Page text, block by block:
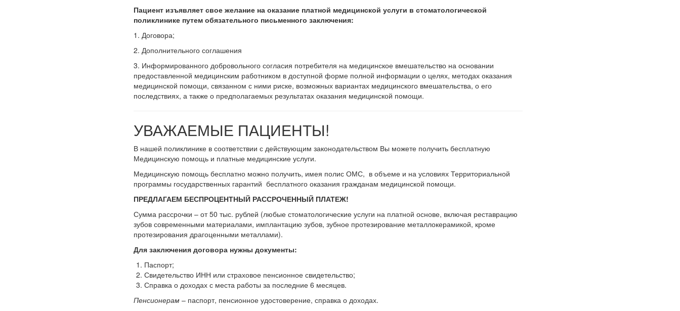
Пациент изъявляет свое желание на оказание платной медицинской услуги в стоматологической
поликлинике путем обязательного письменного заключения:
1. Договора;
2. Дополнительного соглашения
3. Информированного добровольного согласия потребителя на медицинское вмешательство на основании
предоставленной медицинским работником в доступной форме полной информации о целях, методах оказания
медицинской помощи, связанном с ними риске, возможных вариантах медицинского вмешательства, о его
последствиях, а также о предполагаемых результатах оказания медицинской помощи.
УВАЖАЕМЫЕ ПАЦИЕНТЫ!
В нашей поликлинике в соответствии с действующим законодательством Вы можете получить бесплатную
Медицинскую помощь и платные медицинские услуги.
Медицинскую помощь бесплатно можно получить, имея полис ОМС, в объеме и на условиях Территориальной
программы государственных гарантий бесплатного оказания гражданам медицинской помощи.
ПРЕДЛАГАЕМ БЕСПРОЦЕНТНЫЙ РАССРОЧЕННЫЙ ПЛАТЕЖ!
Сумма рассрочки – от 50 тыс. рублей (любые стоматологические услуги на платной основе, включая реставрацию
зубов современными материалами, имплантацию зубов, зубное протезирование металлокерамикой, кроме
протезирования драгоценными металлами).
Для заключения договора нужны документы:
Паспорт;
Свидетельство ИНН или страховое пенсионное свидетельство;
Справка о доходах с места работы за последние 6 месяцев.
Пенсионерам – паспорт, пенсионное удостоверение, справка о доходах.